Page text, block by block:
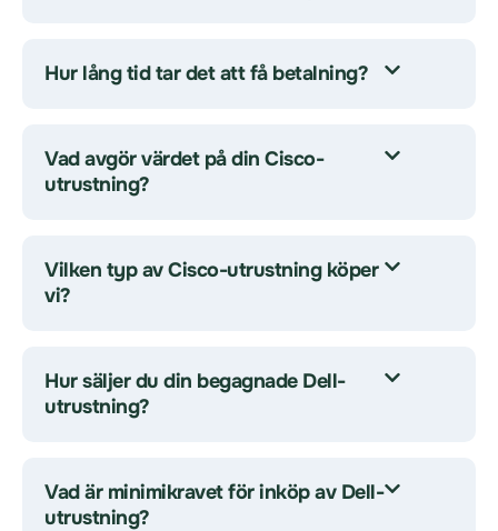
Hur lång tid tar det att få betalning?
Vad avgör värdet på din Cisco-
utrustning?
Vilken typ av Cisco-utrustning köper
vi?
Hur säljer du din begagnade Dell-
utrustning?
Vad är minimikravet för inköp av Dell-
utrustning?